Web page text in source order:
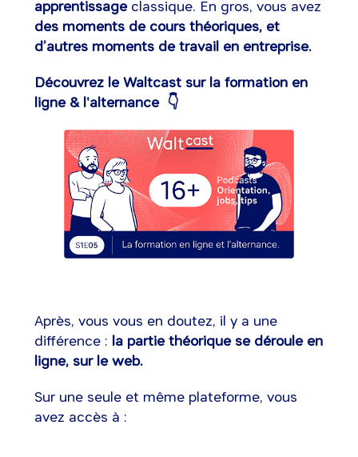
apprentissageclassique. En gros, vous avez
des moments de cours théoriques, et
d’autres moments de travail en entreprise.
Découvrez le Waltcast sur la formation en
ligne & l'alternance 👇
Après, vous vous en doutez, il y a une
différence : la partie théorique se déroule en
ligne, sur le web.
Sur une seule et même plateforme, vous
avez accès à :